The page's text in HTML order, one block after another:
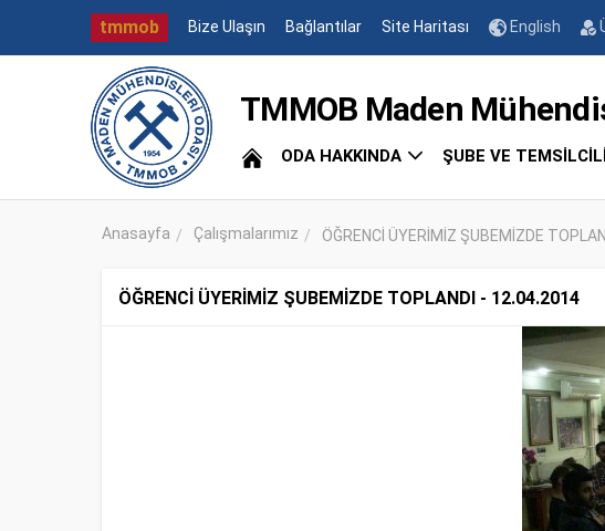
tmmob Bize Ulaşın Bağlantılar Site Haritası English
TMMOB Maden
ODA HAKKINDA ŞUBE VE
Anasayfa Çalışmalarımız ÖĞRENCİ ÜYERİMİZ ŞUBEMİZDE
ÖĞRENCİ ÜYERİMİZ ŞUBEMİZDE TOPLANDI - 12.04.2014